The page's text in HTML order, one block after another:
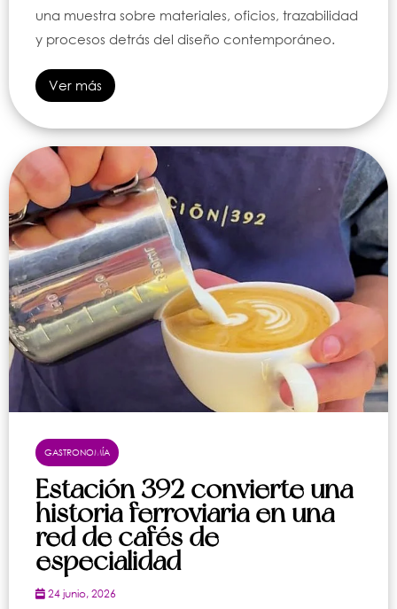
una muestra sobre materiales, oficios, trazabilidad
y procesos detrás del diseño contemporáneo.
Ver más
GASTRONOMÍA
Estación 392 convierte una
historia ferroviaria en una
red de cafés de
especialidad
24 junio, 2026